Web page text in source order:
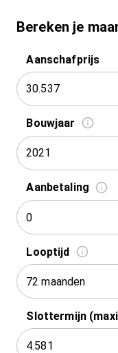
Bereken je
Aanschafprijs
Bouwjaar
2021
Aanbetaling
Looptijd
72 maanden
Slottermijn